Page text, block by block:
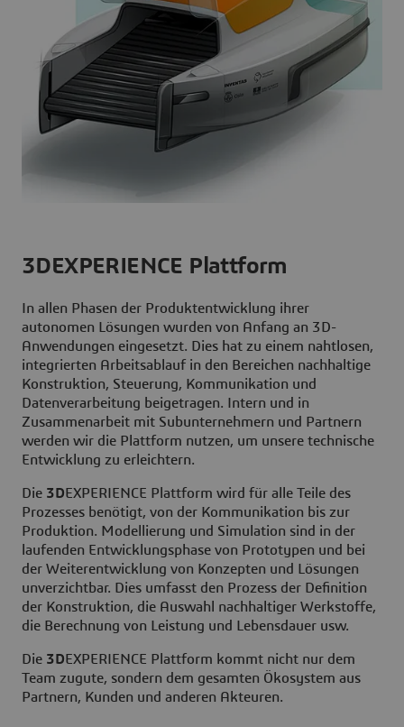
3DEXPERIENCE Plattform
In allen Phasen der Produktentwicklung ihrer
autonomen Lösungen wurden von Anfang an 3D-
Anwendungen eingesetzt. Dies hat zu einem nahtlosen,
integrierten Arbeitsablauf in den Bereichen nachhaltige
Konstruktion, Steuerung, Kommunikation und
Datenverarbeitung beigetragen. Intern und in
Zusammenarbeit mit Subunternehmern und Partnern
werden wir die Plattform nutzen, um unsere technische
Entwicklung zu erleichtern.
Die 3DEXPERIENCE Plattform wird für alle Teile des
Prozesses benötigt, von der Kommunikation bis zur
Produktion. Modellierung und Simulation sind in der
laufenden Entwicklungsphase von Prototypen und bei
der Weiterentwicklung von Konzepten und Lösungen
unverzichtbar. Dies umfasst den Prozess der Definition
der Konstruktion, die Auswahl nachhaltiger Werkstoffe,
die Berechnung von Leistung und Lebensdauer usw.
Die 3DEXPERIENCE Plattform kommt nicht nur dem
Team zugute, sondern dem gesamten Ökosystem aus
Partnern, Kunden und anderen Akteuren.